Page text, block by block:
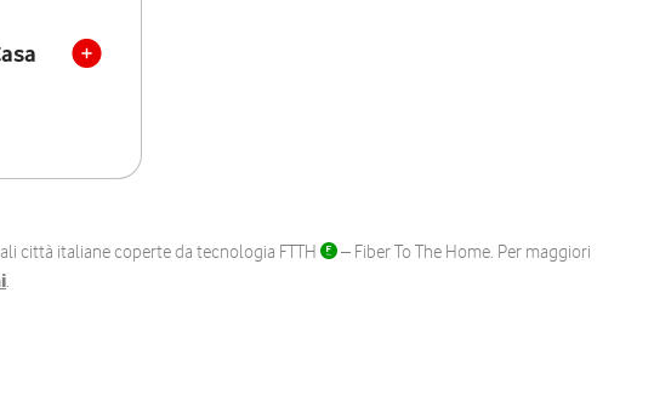
città italiane coperte da tecnologia FTTH
– Fiber To The Home. Per maggiori
.